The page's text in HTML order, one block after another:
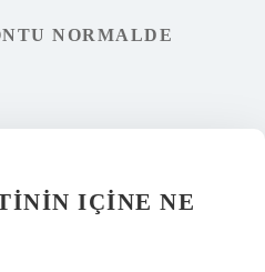
NORMALDE
IÇINE NE